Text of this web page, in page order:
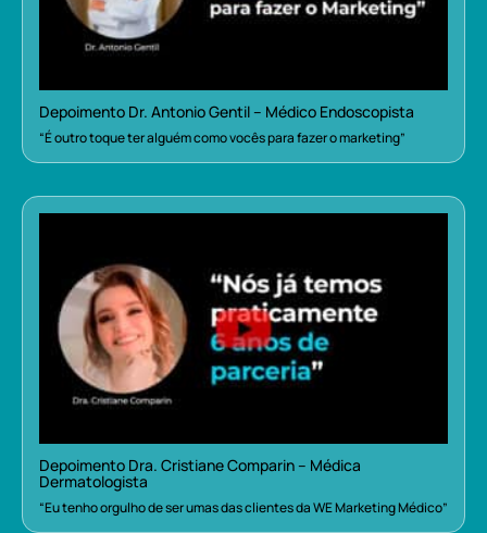
Depoimento Dr. Antonio Gentil – Médico Endoscopista
“É outro toque ter alguém como vocês para fazer o marketing”
Depoimento Dra. Cristiane Comparin – Médica
Dermatologista
“Eu tenho orgulho de ser umas das clientes da WE Marketing Médico”